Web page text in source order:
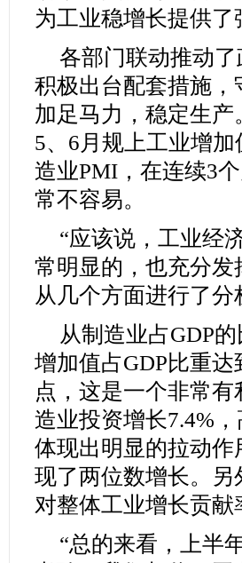
为工业稳增长提供了
各部门联动推动
积极出台配套措施
加足马力，稳定生
5、6月规上工业增
造业PMI，在连续3
常不容易。
“应该说，工业经
常明显的，也充分发
从几个方面进行了分
从制造业占GDP
增加值占GDP比重达
点，这是一个非常
造业投资增长7.4%
体现出明显的拉动
现了两位数增长。
对整体工业增长贡献
“总的来看，上半